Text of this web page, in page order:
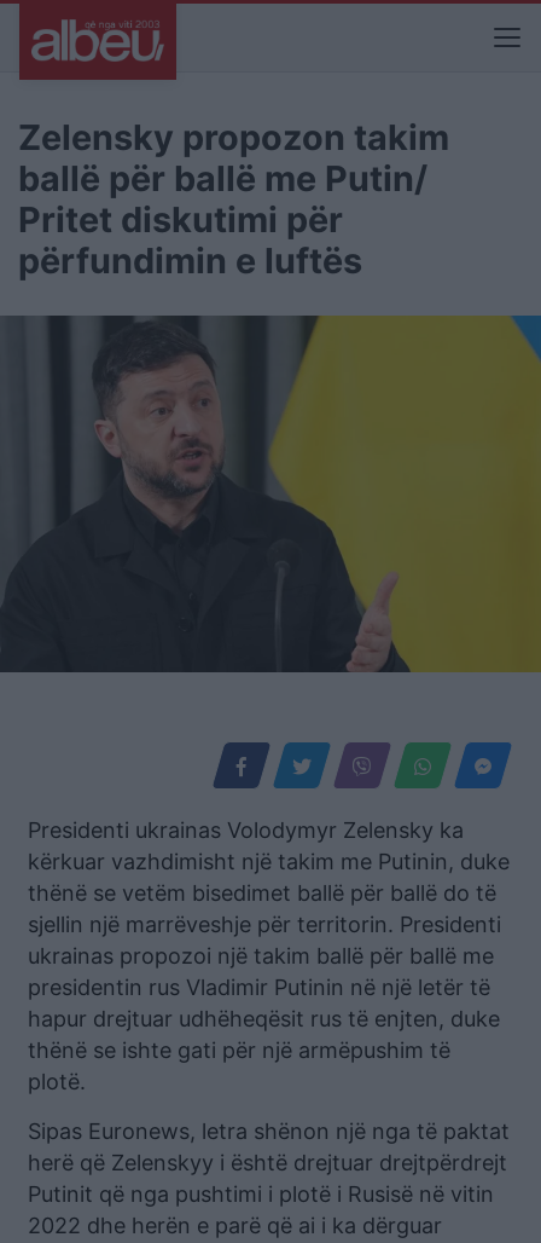
Zelensky propozon takim
ballë për ballë me Putin/
Pritet diskutimi për
përfundimin e luftës
Presidenti ukrainas Volodymyr Zelensky ka
kërkuar vazhdimisht një takim me Putinin, duke
thënë se vetëm bisedimet ballë për ballë do të
sjellin një marrëveshje për territorin. Presidenti
ukrainas propozoi një takim ballë për ballë me
presidentin rus Vladimir Putinin në një letër të
hapur drejtuar udhëheqësit rus të enjten, duke
thënë se ishte gati për një armëpushim të
plotë.
Sipas Euronews, letra shënon një nga të paktat
herë që Zelenskyy i është drejtuar drejtpërdrejt
Putinit që nga pushtimi i plotë i Rusisë në vitin
2022 dhe herën e parë që ai i ka dërguar